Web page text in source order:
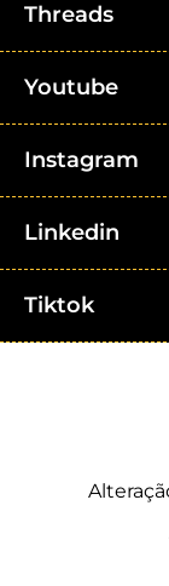
Threads
Youtube
Instagram
Linkedin
Tiktok